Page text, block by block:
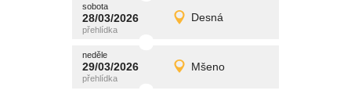
sobota
28/03/2026 Desná
sobota
28/03/2026 Detail
promítání
neděle
29/03/2026 Mšeno
neděle
29/03/2026 Detail
promítání